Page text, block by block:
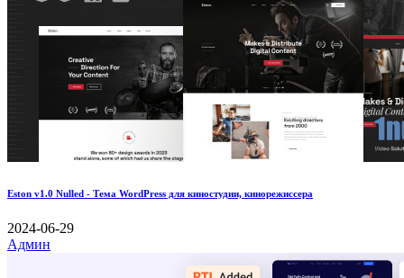
Eston v1.0 Nulled - Тема WordPress для киностудии, кинорежиссера
2024-06-29
Админ